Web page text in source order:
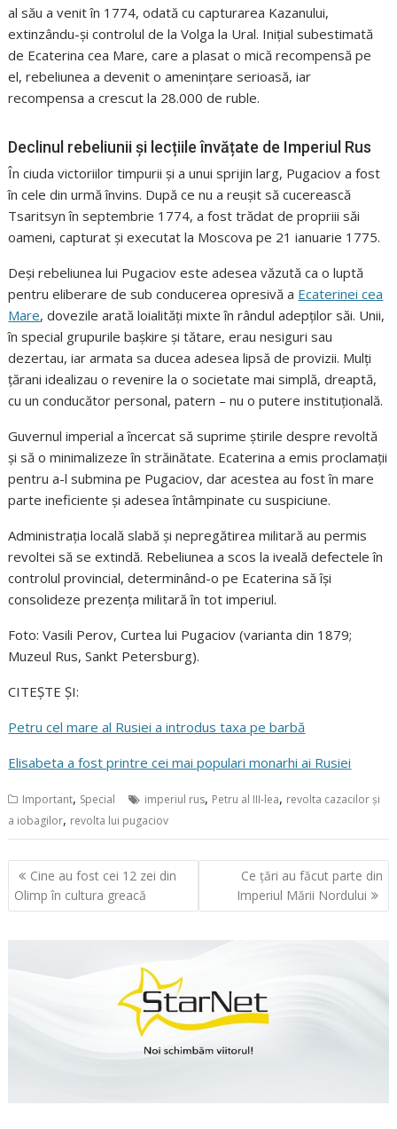
al său a venit în 1774, odată cu capturarea Kazanului,
extinzându-și controlul de la Volga la Ural. Inițial subestimată
de Ecaterina cea Mare, care a plasat o mică recompensă pe
el, rebeliunea a devenit o amenințare serioasă, iar
recompensa a crescut la 28.000 de ruble.
Declinul rebeliunii și lecțiile învățate de Imperiul Rus
În ciuda victoriilor timpurii și a unui sprijin larg, Pugaciov a fost
în cele din urmă învins. După ce nu a reușit să cucerească
Tsaritsyn în septembrie 1774, a fost trădat de propriii săi
oameni, capturat și executat la Moscova pe 21 ianuarie 1775.
Deși rebeliunea lui Pugaciov este adesea văzută ca o luptă
pentru eliberare de sub conducerea opresivă a Ecaterinei cea
Mare, dovezile arată loialități mixte în rândul adepților săi. Unii,
în special grupurile bașkire și tătare, erau nesiguri sau
dezertau, iar armata sa ducea adesea lipsă de provizii. Mulți
țărani idealizau o revenire la o societate mai simplă, dreaptă,
cu un conducător personal, patern – nu o putere instituțională.
Guvernul imperial a încercat să suprime știrile despre revoltă
și să o minimalizeze în străinătate. Ecaterina a emis proclamații
pentru a-l submina pe Pugaciov, dar acestea au fost în mare
parte ineficiente și adesea întâmpinate cu suspiciune.
Administrația locală slabă și nepregătirea militară au permis
revoltei să se extindă. Rebeliunea a scos la iveală defectele în
controlul provincial, determinând-o pe Ecaterina să își
consolideze prezența militară în tot imperiul.
Foto: Vasili Perov, Curtea lui Pugaciov (varianta din 1879;
Muzeul Rus, Sankt Petersburg).
CITEȘTE ȘI:
Petru cel mare al Rusiei a introdus taxa pe barbă
Elisabeta a fost printre cei mai populari monarhi ai Rusiei
Important, Special imperiul rus, Petru al III-lea, revolta cazacilor și
a iobagilor, revolta lui pugaciov
Navigare
în
articole
Cine au fost cei 12 zei din
Olimp în cultura greacă
Ce țări au făcut parte din
Imperiul Mării Nordului